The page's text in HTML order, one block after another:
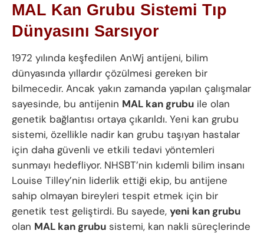
MAL Kan Grubu Sistemi Tıp
Dünyasını Sarsıyor
1972 yılında keşfedilen AnWj antijeni, bilim
dünyasında yıllardır çözülmesi gereken bir
bilmecedir. Ancak yakın zamanda yapılan çalışmalar
sayesinde, bu antijenin MAL kan grubu ile olan
genetik bağlantısı ortaya çıkarıldı. Yeni kan grubu
sistemi, özellikle nadir kan grubu taşıyan hastalar
için daha güvenli ve etkili tedavi yöntemleri
sunmayı hedefliyor. NHSBT’nin kıdemli bilim insanı
Louise Tilley’nin liderlik ettiği ekip, bu antijene
sahip olmayan bireyleri tespit etmek için bir
genetik test geliştirdi. Bu sayede, yeni kan grubu
olan MAL kan grubu sistemi, kan nakli süreçlerinde